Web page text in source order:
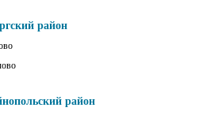
район
район